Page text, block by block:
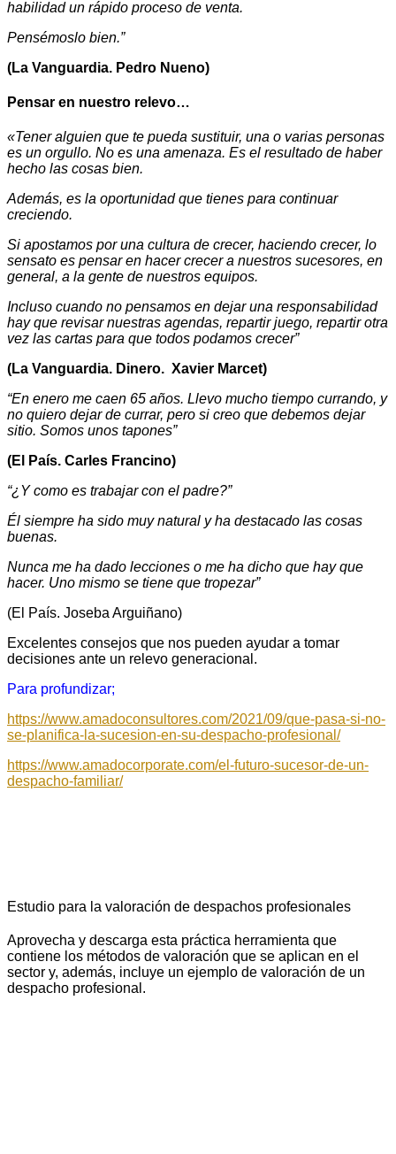
habilidad un rápido proceso de venta.
Pensémoslo bien.”
(La Vanguardia. Pedro Nueno)
Pensar en nuestro relevo…
«Tener alguien que te pueda sustituir, una o varias personas
es un orgullo. No es una amenaza. Es el resultado de haber
hecho las cosas bien.
Además, es la oportunidad que tienes para continuar
creciendo.
Si apostamos por una cultura de crecer, haciendo crecer, lo
sensato es pensar en hacer crecer a nuestros sucesores, en
general, a la gente de nuestros equipos.
Incluso cuando no pensamos en dejar una responsabilidad
hay que revisar nuestras agendas, repartir juego, repartir otra
vez las cartas para que todos podamos crecer”
(La Vanguardia. Dinero. Xavier Marcet)
“En enero me caen 65 años. Llevo mucho tiempo currando, y
no quiero dejar de currar, pero si creo que debemos dejar
sitio. Somos unos tapones”
(El País. Carles Francino)
“¿Y como es trabajar con el padre?”
Él siempre ha sido muy natural y ha destacado las cosas
buenas.
Nunca me ha dado lecciones o me ha dicho que hay que
hacer. Uno mismo se tiene que tropezar”
(El País. Joseba Arguiñano)
Excelentes consejos que nos pueden ayudar a tomar
decisiones ante un relevo generacional.
Para profundizar;
https://www.amadoconsultores.com/2021/09/que-pasa-si-no-
se-planifica-la-sucesion-en-su-despacho-profesional/
https://www.amadocorporate.com/el-futuro-sucesor-de-un-
despacho-familiar/
Estudio para la valoración de despachos profesionales
Aprovecha y descarga esta práctica herramienta que
contiene los métodos de valoración que se aplican en el
sector y, además, incluye un ejemplo de valoración de un
despacho profesional.